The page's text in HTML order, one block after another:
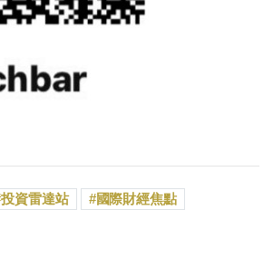
投資雷達站
國際財經焦點